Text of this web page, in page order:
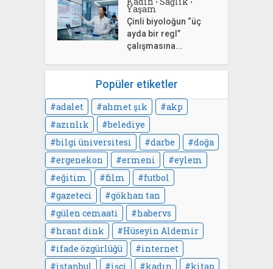
Yaşam
Çinli biyoloğun “üç
ayda bir regl”
çalışmasına...
Popüler etiketler
adalet ahmet şık
akp
azınlık
belediye
bilgi üniversitesi
darbe
doğa
ergenekon
ermeni
eylem
eğitim
film
futbol
gazeteci
gökhan tan
gülen cemaati
habervs
hrant dink
Hüseyin Aldemir
ifade özgürlüğü
internet
istanbul
işçi kadın
kitap